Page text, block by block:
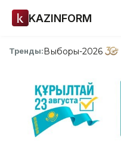
KAZINFORM
Тренды:Выборы-2026